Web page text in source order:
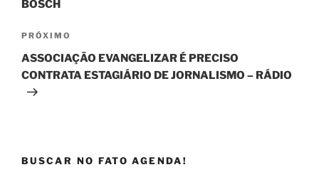
BOSCH
Próximo
post
PRÓXIMO
ASSOCIAÇÃO EVANGELIZAR É PRECISO
CONTRATA ESTAGIÁRIO DE JORNALISMO – RÁDIO
BUSCAR NO FATO AGENDA!